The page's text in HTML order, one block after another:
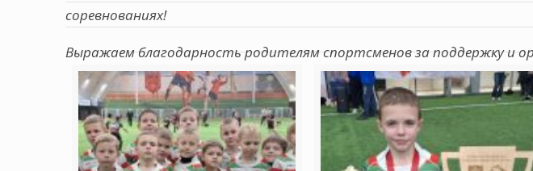
соревнованиях!
Выражаем благодарность родителям спортсменов за поддержку и